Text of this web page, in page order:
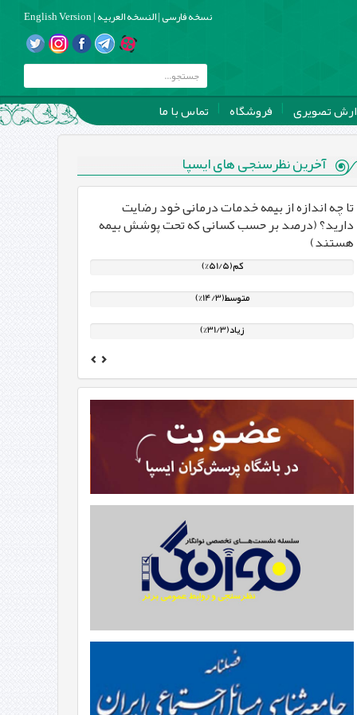
نسخه فارسی|النسخه العربیه|
English Version
تصویری فروشگاه تماس با ما
آخرین نظرسنجی های ایسپا
تا چه اندازه از بیمه خدمات درمانی خود رضایت
دارید؟ (درصد بر حسب کسانی که تحت پوشش بیمه
هستند)
کم(51/5%)
متوسط(14/3%)
زیاد(31/3%)